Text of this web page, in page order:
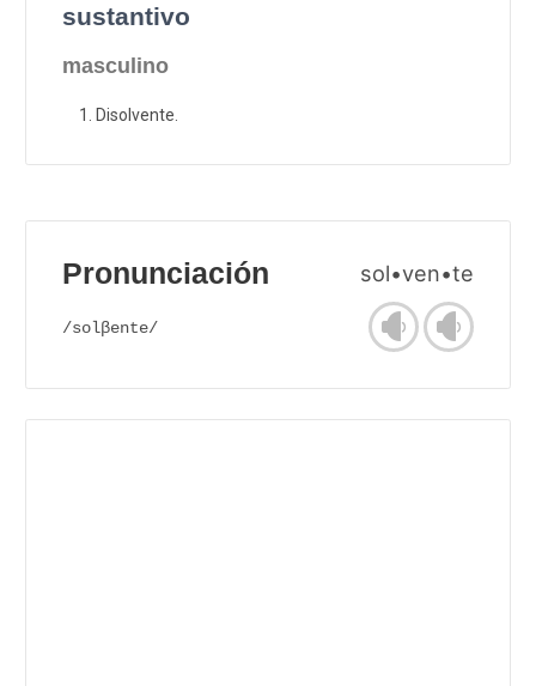
sustantivo
masculino
Disolvente.
Pronunciación sol•ven•te
/solβente/